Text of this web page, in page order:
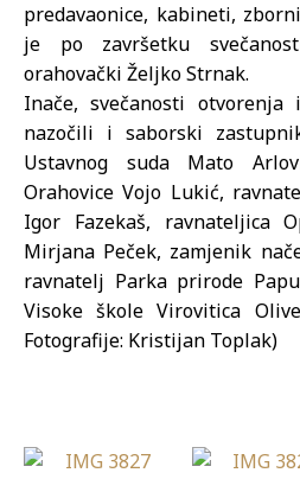
predavaonice, kabineti,
je po završetku
orahovački Željko Strnak.
Inače, svečanosti
nazočili i saborski
Ustavnog suda Mato
Orahovice Vojo Lukić,
Igor Fazekaš, ravnateljica
Mirjana Peček, zamjenik
ravnatelj Parka prirode
Visoke škole Virovitica
Fotografije: Kristijan Toplak)